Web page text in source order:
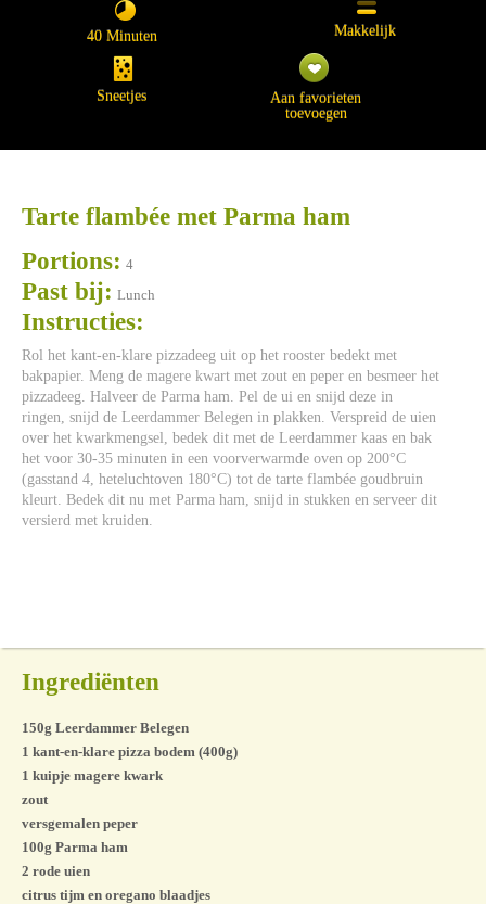
40 Minuten Makkelijk
Sneetjes
Aan favorieten
toevoegen
Tarte flambée met Parma ham
Portions: 4
Past bij: Lunch
Instructies:
Rol het kant-en-klare pizzadeeg uit op het rooster bedekt met
bakpapier. Meng de magere kwart met zout en peper en besmeer het
pizzadeeg. Halveer de Parma ham. Pel de ui en snijd deze in
ringen, snijd de Leerdammer Belegen in plakken. Verspreid de uien
over het kwarkmengsel, bedek dit met de Leerdammer kaas en bak
het voor 30-35 minuten in een voorverwarmde oven op 200°C
(gasstand 4, heteluchtoven 180°C) tot de tarte flambée goudbruin
kleurt. Bedek dit nu met Parma ham, snijd in stukken en serveer dit
versierd met kruiden.
Ingrediënten
150g Leerdammer Belegen
1 kant-en-klare pizza bodem (400g)
1 kuipje magere kwark
zout
versgemalen peper
100g Parma ham
2 rode uien
citrus tijm en oregano blaadjes